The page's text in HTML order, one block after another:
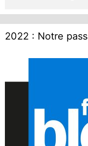
2022 : Notre